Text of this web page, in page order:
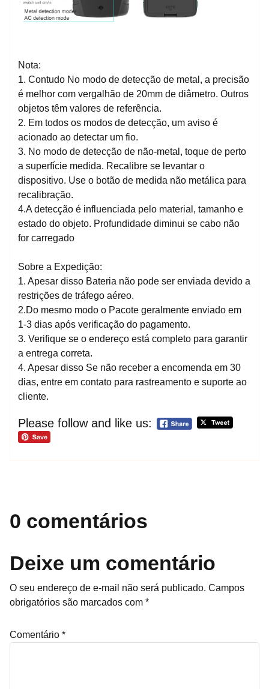
Nota:
1. Contudo No modo de detecção de metal, a precisão
é melhor com vergalhão de 20mm de diâmetro. Outros
objetos têm valores de referência.
2. Em todos os modos de detecção, um aviso é
acionado ao detectar um fio.
3. No modo de detecção de não-metal, toque de perto
a superfície medida. Recalibre se levantar o
dispositivo. Use o botão de medida não metálica para
recalibração.
4.A detecção é influenciada pelo material, tamanho e
estado do objeto. Profundidade diminui se cabo não
for carregado
Sobre a Expedição:
1. Apesar disso Bateria não pode ser enviada devido a
restrições de tráfego aéreo.
2.Do mesmo modo o Pacote geralmente enviado em
1-3 dias após verificação do pagamento.
3. Verifique se o endereço está completo para garantir
a entrega correta.
4. Apesar disso Se não receber a encomenda em 30
dias, entre em contato para rastreamento e suporte ao
cliente.
Please follow and like us:
0 comentários
Deixe um comentário
O seu endereço de e-mail não será publicado. Campos
obrigatórios são marcados com *
Comentário *